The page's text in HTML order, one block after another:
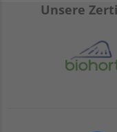
Unsere